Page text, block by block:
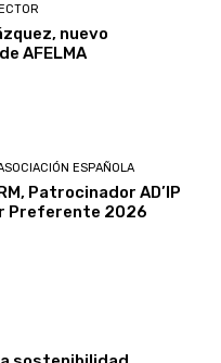
nuevo
AFELMA
ESPAÑOLA
Patrocinador AD’IP
Preferente 2026